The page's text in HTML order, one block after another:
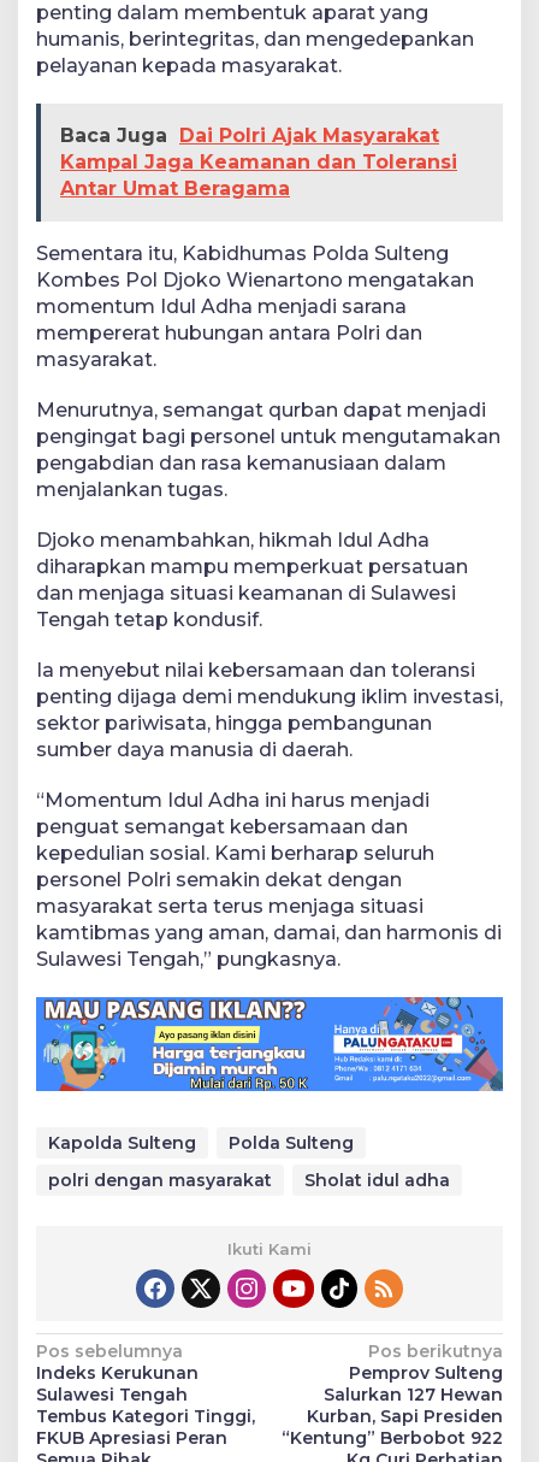
penting dalam membentuk aparat yang
humanis, berintegritas, dan mengedepankan
pelayanan kepada masyarakat.
Baca Juga
Dai Polri Ajak Masyarakat
Kampal Jaga Keamanan dan Toleransi
Antar Umat Beragama
Sementara itu, Kabidhumas Polda Sulteng
Kombes Pol Djoko Wienartono mengatakan
momentum Idul Adha menjadi sarana
mempererat hubungan antara Polri dan
masyarakat.
Menurutnya, semangat qurban dapat menjadi
pengingat bagi personel untuk mengutamakan
pengabdian dan rasa kemanusiaan dalam
menjalankan tugas.
Djoko menambahkan, hikmah Idul Adha
diharapkan mampu memperkuat persatuan
dan menjaga situasi keamanan di Sulawesi
Tengah tetap kondusif.
Ia menyebut nilai kebersamaan dan toleransi
penting dijaga demi mendukung iklim investasi,
sektor pariwisata, hingga pembangunan
sumber daya manusia di daerah.
“Momentum Idul Adha ini harus menjadi
penguat semangat kebersamaan dan
kepedulian sosial. Kami berharap seluruh
personel Polri semakin dekat dengan
masyarakat serta terus menjaga situasi
kamtibmas yang aman, damai, dan harmonis di
Sulawesi Tengah,” pungkasnya.
Kapolda Sulteng
Polda Sulteng
polri dengan masyarakat
Sholat idul adha
Ikuti Kami
Navigasi
pos
Pos sebelumnya
Indeks Kerukunan
Sulawesi Tengah
Tembus Kategori Tinggi,
FKUB Apresiasi Peran
Pos berikutnya
Pemprov Sulteng
Salurkan 127 Hewan
Kurban, Sapi Presiden
“Kentung” Berbobot 922